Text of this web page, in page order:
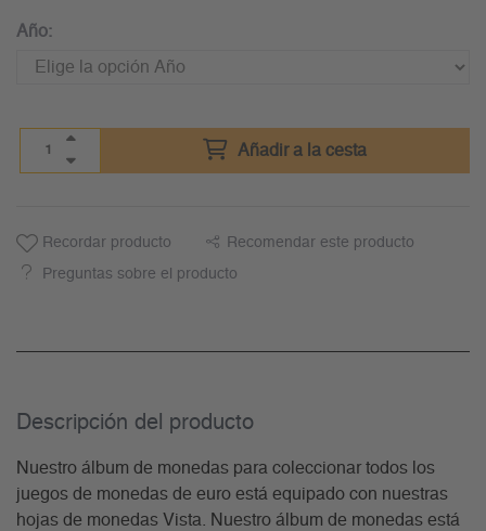
Año:
Añadir a la cesta
Recordar producto Recomendar este producto
Preguntas sobre el producto
Descripción del producto
Nuestro álbum de monedas para coleccionar todos los
juegos de monedas de euro está equipado con nuestras
hojas de monedas Vista. Nuestro álbum de monedas está